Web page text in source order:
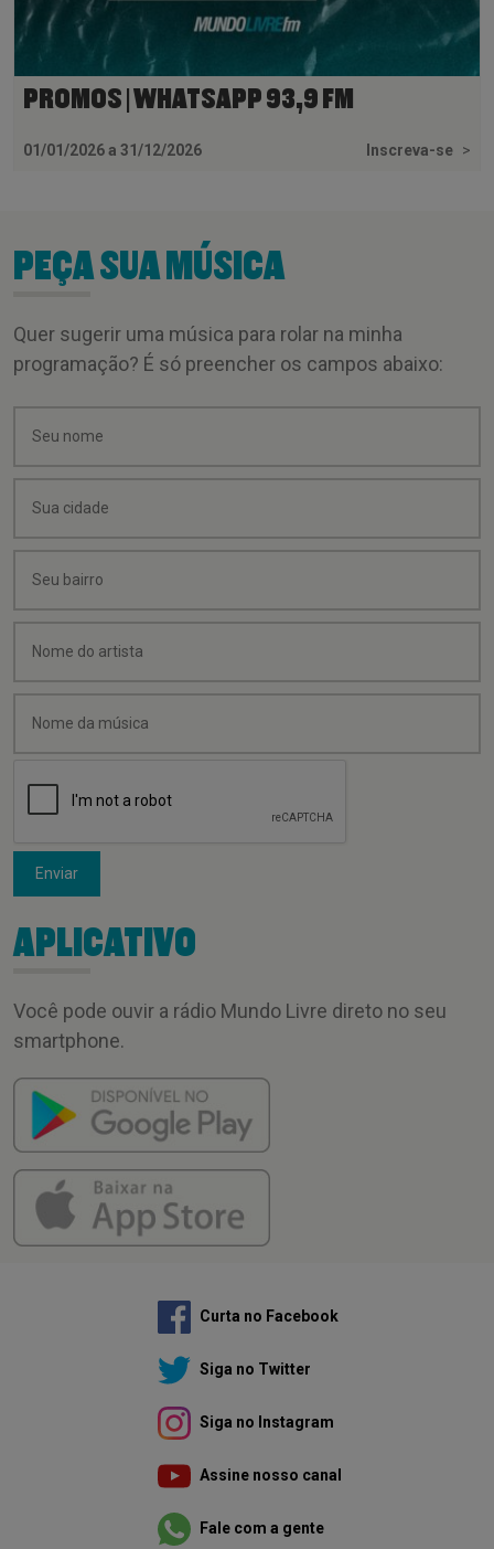
PROMOS | WHATSAPP 93,9 FM
01/01/2026 a 31/12/2026 Inscreva-se >
PEÇA SUA MÚSICA
Quer sugerir uma música para rolar na minha
programação? É só preencher os campos abaixo:
Enviar
APLICATIVO
Você pode ouvir a rádio Mundo Livre direto no seu
smartphone.
Curta no Facebook
Siga no Twitter
Siga no Instagram
Assine nosso canal
Fale com a gente